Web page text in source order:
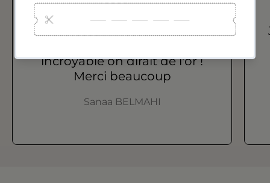
Je recommande vraiment !! la
incroyable on dirait de l'or !
Merci beaucoup
Sanaa BELMAHI